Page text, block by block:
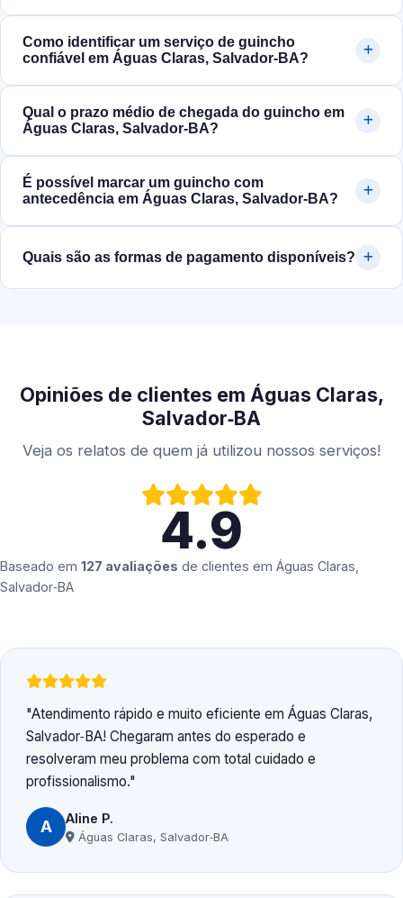
Como identificar um serviço de guincho
confiável em Águas Claras, Salvador‑BA?
Qual o prazo médio de chegada do guincho em
Águas Claras, Salvador‑BA?
É possível marcar um guincho com
antecedência em Águas Claras, Salvador‑BA?
Quais são as formas de pagamento disponíveis?
Opiniões de clientes em Águas Claras,
Salvador‑BA
Veja os relatos de quem já utilizou nossos serviços!
4.9
Baseado em 127 avaliações de clientes em Águas Claras,
Salvador‑BA
Atendimento rápido e muito eficiente em Águas Claras,
Salvador‑BA! Chegaram antes do esperado e
resolveram meu problema com total cuidado e
profissionalismo.
A Aline P.
Águas Claras, Salvador‑BA